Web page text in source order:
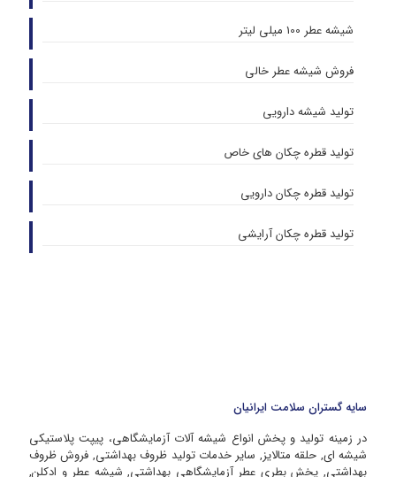
شیشه عطر 100 میلی لیتر
فروش شیشه عطر خالی
تولید شیشه دارویی
تولید قطره چکان های خاص
تولید قطره چکان دارویی
تولید قطره چکان آرایشی
سایه گستران سلامت ایرانیان
در زمینه تولید و پخش انواع شیشه آلات آزمایشگاهی، پیپت پلاستیکی
شیشه ای, حلقه متالایز, سایر خدمات تولید ظروف بهداشتی, فروش ظروف
بهداشتی, پخش بطری عطر آزمایشگاهی بهداشتی, شیشه عطر و ادکلن,